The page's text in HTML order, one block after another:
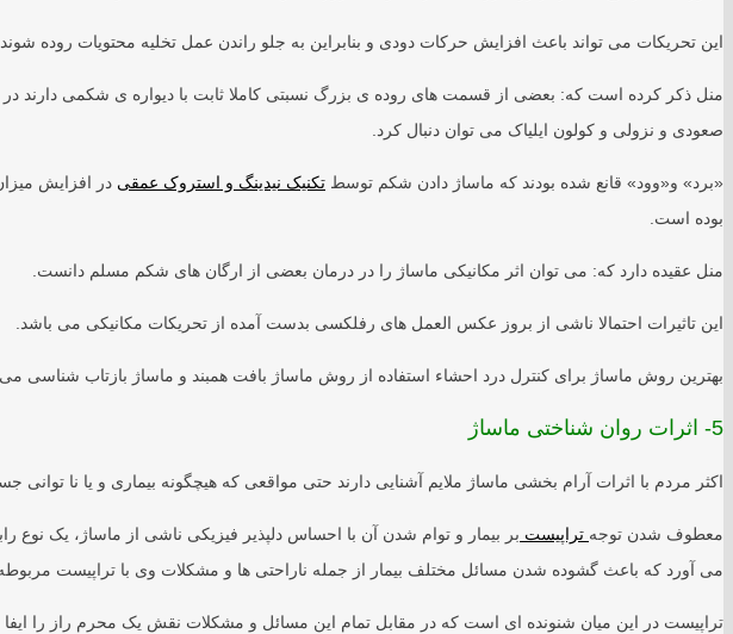
این تحریکات می تواند باعث افزایش حرکات دودی و بنابراین به جلو راندن عمل تخلیه محتویات روده شوند.
منل ذکر کرده است که: بعضی از قسمت های روده ی بزرگ نسبتی کاملا ثابت با دیواره ی شکمی دارند در
صعودی و نزولی و کولون ایلیاک می توان دنبال کرد.
«برد» و«وود» قانع شده بودند که ماساژ دادن شکم توسط تکنیک نیدینگ و استروک عمقی در افزایش
بوده است.
منل عقیده دارد که: می توان اثر مکانیکی ماساژ را در درمان بعضی از ارگان های شکم مسلم دانست.
این تاثیرات احتمالا ناشی از بروز عکس العمل های رفلکسی بدست آمده از تحریکات مکانیکی می باشد.
بهترین روش ماساژ برای کنترل درد احشاء استفاده از روش ماساژ بافت همبند و ماساژ بازتاب شناسی می
5- اثرات روان شناختی ماساژ
اکثر مردم با اثرات آرام بخشی ماساژ ملایم آشنایی دارند حتی مواقعی که هیچگونه بیماری و یا نا توانی
معطوف شدن توجه تراپیست بر بیمار و توام شدن آن با احساس دلپذیر فیزیکی ناشی از ماساژ، یک نوع
می آورد که باعث گشوده شدن مسائل مختلف بیمار از جمله ناراحتی ها و مشکلات وی با تراپیست
تراپیست در این میان شنونده ای است که در مقابل تمام این مسائل و مشکلات نقش یک محرم راز را